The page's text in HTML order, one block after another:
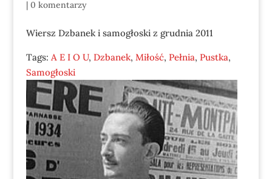
| 0 komentarzy
Wiersz Dzbanek i samogłoski z grudnia 2011
Tags: A E I O U, Dzbanek, Miłość, Pełnia, Pustka,
Samogłoski